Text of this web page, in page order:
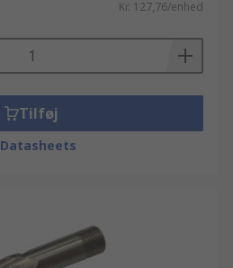
Kr. 127,76/enhed
Tilføj
Datasheets